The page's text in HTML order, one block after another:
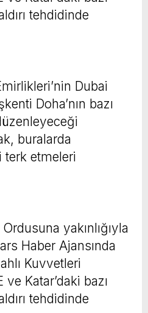
tehdidinde
Dubai
Doha’nın bazı
buralarda
terk etmeleri
yakınlığıyla
Haber Ajansında
Kuvvetleri
ve Katar’daki bazı
tehdidinde